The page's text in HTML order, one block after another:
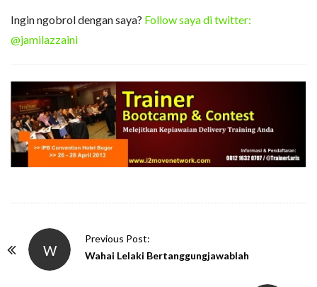
Ingin ngobrol dengan saya? Follow saya di twitter:
@jamilazzaini
W
Previous Post:
Wahai Lelaki Bertanggungjawablah